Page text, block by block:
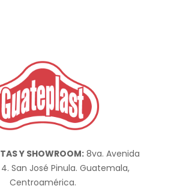
Y SHOWROOM:8va. Avenida
San José Pinula. Guatemala,
Centroamérica.